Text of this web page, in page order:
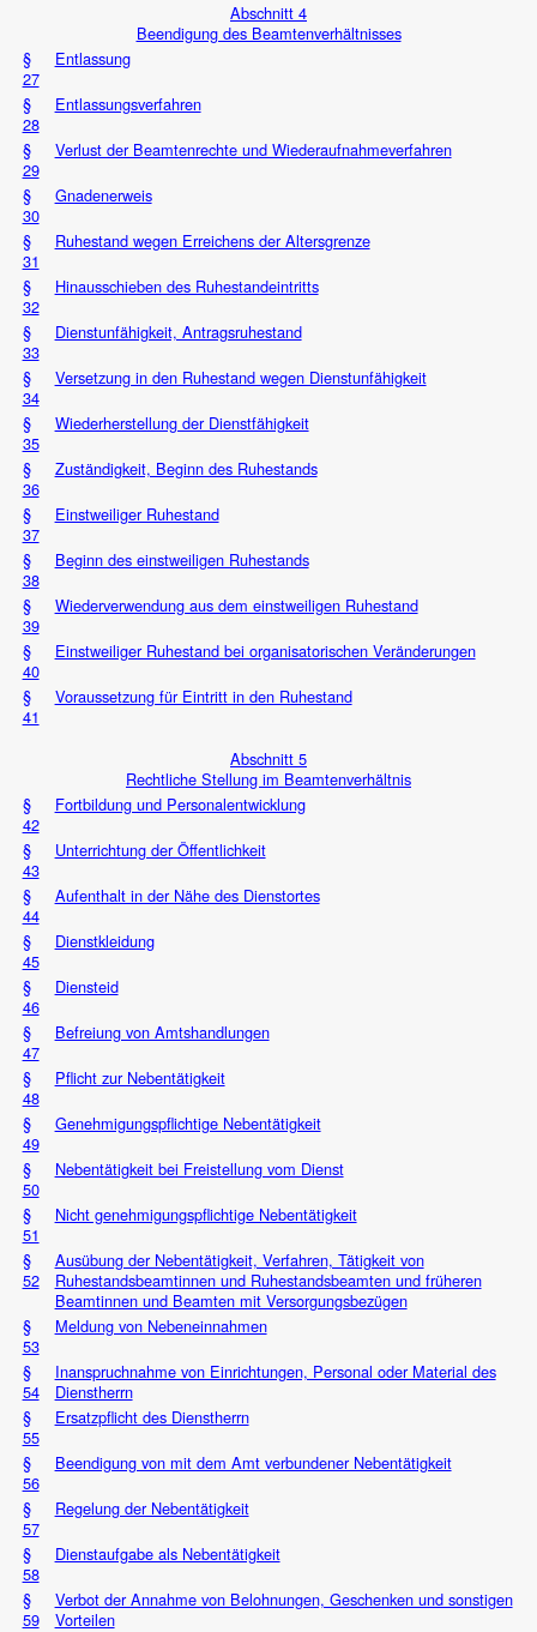
Abschnitt 4
Beendigung des Beamtenverhältnisses
§
27
Entlassung
§
28
Entlassungsverfahren
§
29
Verlust der Beamtenrechte und Wiederaufnahmeverfahren
§
30
Gnadenerweis
§
31
Ruhestand wegen Erreichens der Altersgrenze
§
32
Hinausschieben des Ruhestandeintritts
§
33
Dienstunfähigkeit, Antragsruhestand
§
34
Versetzung in den Ruhestand wegen Dienstunfähigkeit
§
35
Wiederherstellung der Dienstfähigkeit
§
36
Zuständigkeit, Beginn des Ruhestands
§
37
Einstweiliger Ruhestand
§
38
Beginn des einstweiligen Ruhestands
§
39
Wiederverwendung aus dem einstweiligen Ruhestand
§
40
Einstweiliger Ruhestand bei organisatorischen Veränderungen
§
41
Voraussetzung für Eintritt in den Ruhestand
Abschnitt 5
Rechtliche Stellung im Beamtenverhältnis
§
42
Fortbildung und Personalentwicklung
§
43
Unterrichtung der Öffentlichkeit
§
44
Aufenthalt in der Nähe des Dienstortes
§
45
Dienstkleidung
§
46
Diensteid
§
47
Befreiung von Amtshandlungen
§
48
Pflicht zur Nebentätigkeit
§
49
Genehmigungspflichtige Nebentätigkeit
§
50
Nebentätigkeit bei Freistellung vom Dienst
§
51
Nicht genehmigungspflichtige Nebentätigkeit
§
52
Ausübung der Nebentätigkeit, Verfahren, Tätigkeit von
Ruhestandsbeamtinnen und Ruhestandsbeamten und früheren
Beamtinnen und Beamten mit Versorgungsbezügen
§
53
Meldung von Nebeneinnahmen
§
54
Inanspruchnahme von Einrichtungen, Personal oder Material des
Dienstherrn
§
55
Ersatzpflicht des Dienstherrn
§
56
Beendigung von mit dem Amt verbundener Nebentätigkeit
§
57
Regelung der Nebentätigkeit
§
58
Dienstaufgabe als Nebentätigkeit
§
59
Verbot der Annahme von Belohnungen, Geschenken und sonstigen
Vorteilen